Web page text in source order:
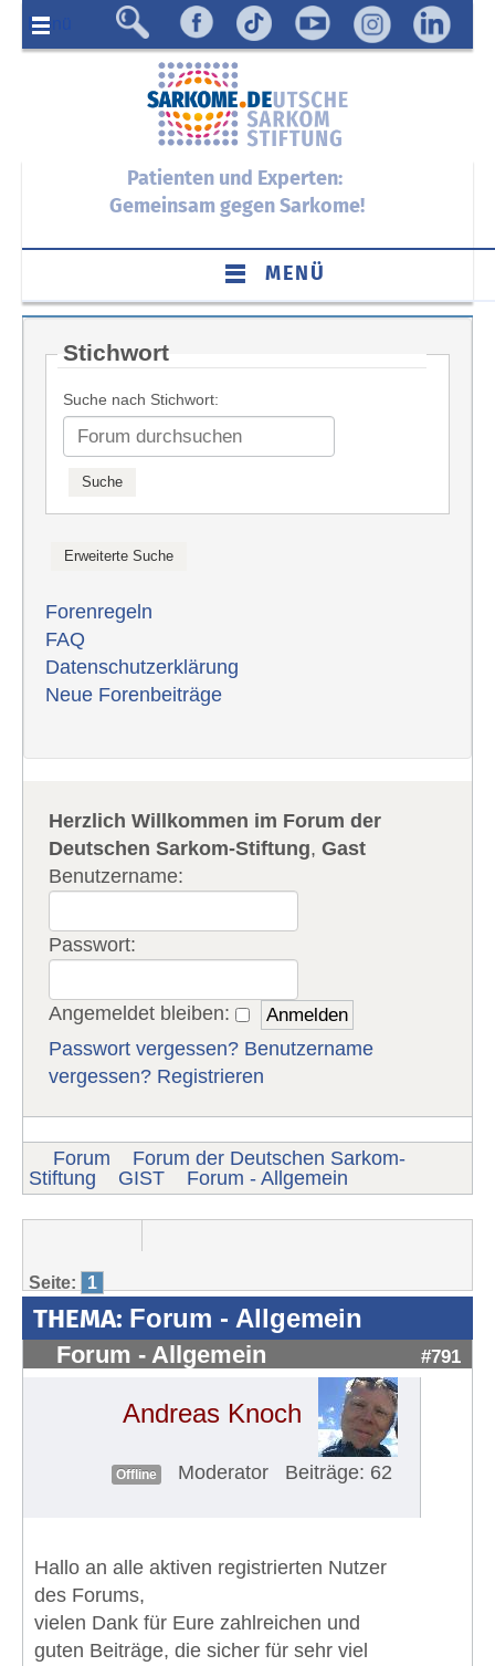
Menü
Patienten und Experten:
Gemeinsam gegen Sarkome!
MENÜ
Stichwort
Suche nach Stichwort:
Forenregeln
FAQ
Datenschutzerklärung
Neue Forenbeiträge
Herzlich Willkommen im Forum der
Deutschen Sarkom-Stiftung,Gast
Benutzername:
Passwort:
Angemeldet bleiben:
Passwort vergessen? Benutzername
vergessen? Registrieren
Forum
Forum der Deutschen Sarkom-
Stiftung
GIST Forum - Allgemein
Seite: 1
THEMA: Forum - Allgemein
Forum - Allgemein #791
Andreas Knoch
Offline Moderator Beiträge: 62
Hallo an alle aktiven registrierten Nutzer
des Forums,
vielen Dank für Eure zahlreichen und
guten Beiträge, die sicher für sehr viel